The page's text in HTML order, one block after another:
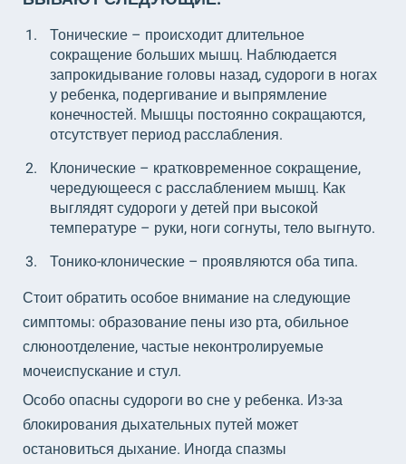
Тонические – происходит длительное
сокращение больших мышц. Наблюдается
запрокидывание головы назад, судороги в ногах
у ребенка, подергивание и выпрямление
конечностей. Мышцы постоянно сокращаются,
отсутствует период расслабления.
Клонические – кратковременное сокращение,
чередующееся с расслаблением мышц. Как
выглядят судороги у детей при высокой
температуре – руки, ноги согнуты, тело выгнуто.
Тонико-клонические – проявляются оба типа.
Стоит обратить особое внимание на следующие
симптомы: образование пены изо рта, обильное
слюноотделение, частые неконтролируемые
мочеиспускание и стул.
Особо опасны судороги во сне у ребенка. Из-за
блокирования дыхательных путей может
остановиться дыхание. Иногда спазмы